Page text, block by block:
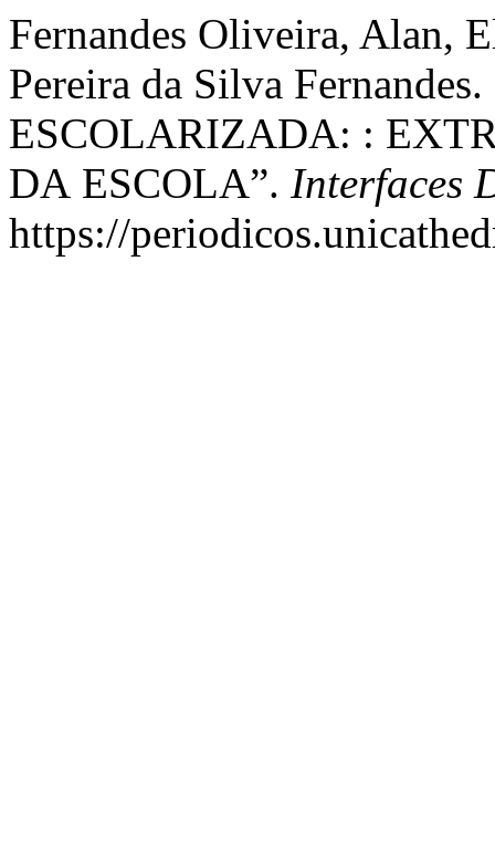
Fernandes Oliveira, Alan,
Pereira da Silva
ESCOLARIZADA: :
DА ESCОLА”. Interfaces
https://